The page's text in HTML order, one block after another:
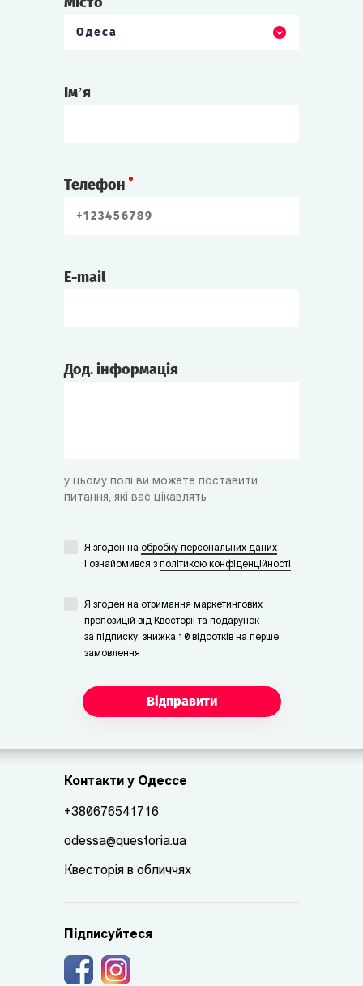
Одеса
Ім’я
Телефон
E-mail
Дод. інформація
у цьому полі ви можете поставити
питання, які вас цікавлять
Я згоден на обробку персональних даних
i ознайомився з політикою конфіденційності
Я згоден на отримання маркетингових
пропозицій від Квесторії та подарунок
за підписку: знижка 10 відсотків на перше
замовлення
Відправити
Контакти у Одессе
+380676541716
odessa@questoria.ua
Квесторія в обличчях
Підписуйтеся